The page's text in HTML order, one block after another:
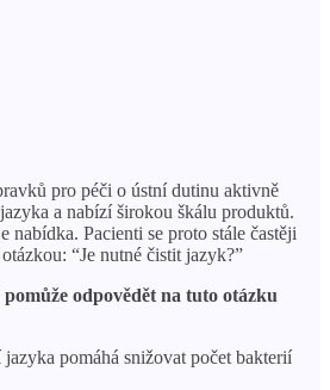
pro péči o ústní dutinu aktivně
a nabízí širokou škálu produktů.
nabídka. Pacienti se proto stále častěji
“Je nutné čistit jazyk?”
odpovědět na tuto otázku
pomáhá snižovat počet bakterií